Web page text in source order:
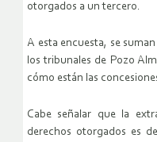
otorgados a un tercero.
A esta encuesta, se
los tribunales de Pozo
cómo están las
Cabe señalar que la
derechos otorgados es